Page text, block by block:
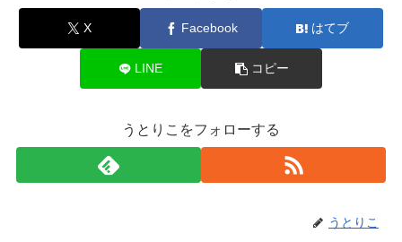
X Facebook はてブ
LINE コピー
うとりこをフォローする
うとりこ